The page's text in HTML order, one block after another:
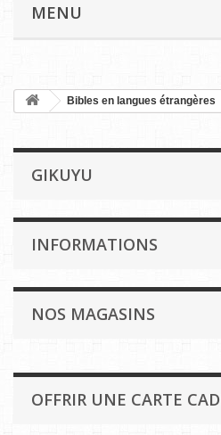
MENU
Bibles en langues étrangères
GIKUYU
INFORMATIONS
NOS MAGASINS
OFFRIR UNE CARTE